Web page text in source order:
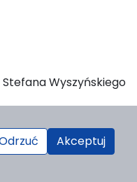
Wyszyńskiego
Akceptuj